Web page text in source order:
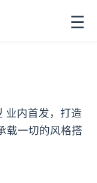
☰
业内首发，打造
载一切的风格搭